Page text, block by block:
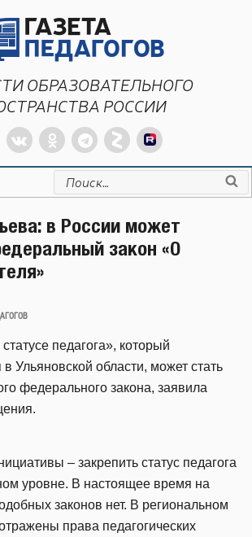
ОБРАЗОВАТЕЛЬНОГО
РОССИИ
Искать:
в России может
закон «О
педагога», который
Ульяновской области, может стать
федерального закона, заявила
– закрепить статус педагога
уровне. В настоящее время на
законов нет. В региональном
права педагогических